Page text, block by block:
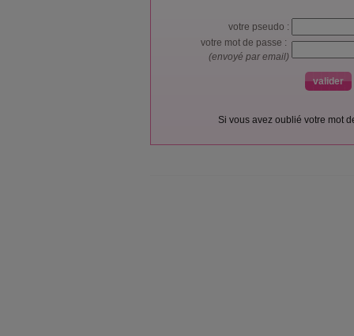
votre pseudo :
votre mot de passe :
(envoyé par email)
Si vous avez oublié votre mot